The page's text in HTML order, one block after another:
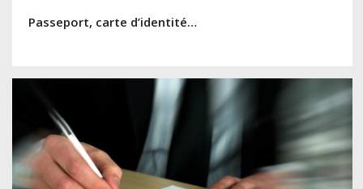
Passeport, carte d’identité…